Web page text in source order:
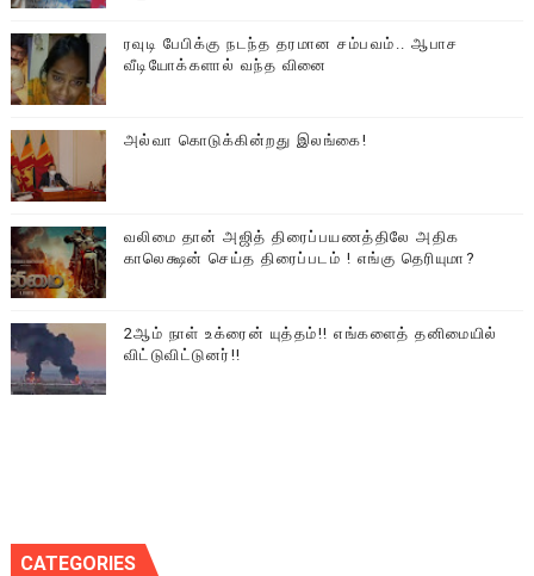
ரவுடி பேபிக்கு நடந்த தரமான சம்பவம்.. ஆபாச
வீடியோக்களால் வந்த வினை
அல்வா கொடுக்கின்றது இலங்கை!
வலிமை தான் அஜித் திரைப்பயணத்திலே அதிக
காலெக்ஷன் செய்த திரைப்படம் ! எங்கு தெரியுமா?
2ஆம் நாள் உக்ரைன் யுத்தம்!! எங்களைத் தனிமையில்
விட்டுவிட்டுனர்!!
CATEGORIES